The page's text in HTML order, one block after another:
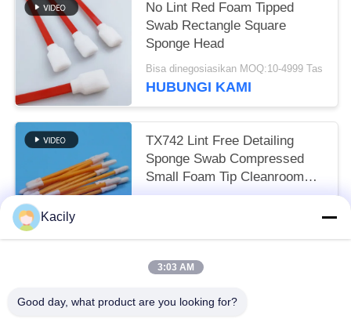
No Lint Red Foam Tipped
Swab Rectangle Square
Sponge Head
Bisa dinegosiasikan MOQ:10-4999 Tas
HUBUNGI KAMI
TX742 Lint Free Detailing
Sponge Swab Compressed
Small Foam Tip Cleanroom
Swab untuk pembersihan
Kacily
3:03 AM
Good day, what product are you looking for?